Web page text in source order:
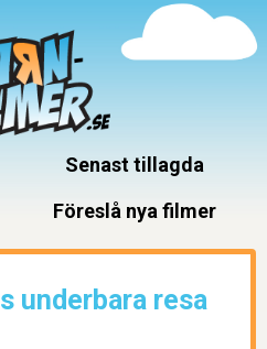
Senast tillagda
Föreslå nya filmer
underbara resa